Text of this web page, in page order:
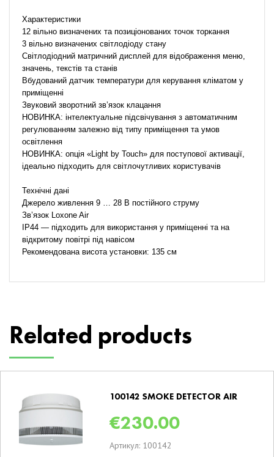
Характеристики
12 вільно визначених та позиціонованих точок торкання
3 вільно визначених світлодіоду стану
Світлодіодний матричний дисплей для відображення меню,
значень, текстів та станів
Вбудований датчик температури для керування кліматом у
приміщенні
Звуковий зворотний зв’язок клацання
НОВИНКА: інтелектуальне підсвічування з автоматичним
регулюванням залежно від типу приміщення та умов
освітлення
НОВИНКА: опція «Light by Touch» для поступової активації,
ідеально підходить для світлочутливих користувачів
Технічні дані
Джерело живлення 9 … 28 В постійного струму
Зв’язок Loxone Air
IP44 — підходить для використання у приміщенні та на
відкритому повітрі під навісом
Рекомендована висота установки: 135 см
Related products
100142 SMOKE DETECTOR AIR
€230.00
Артикул: 100142